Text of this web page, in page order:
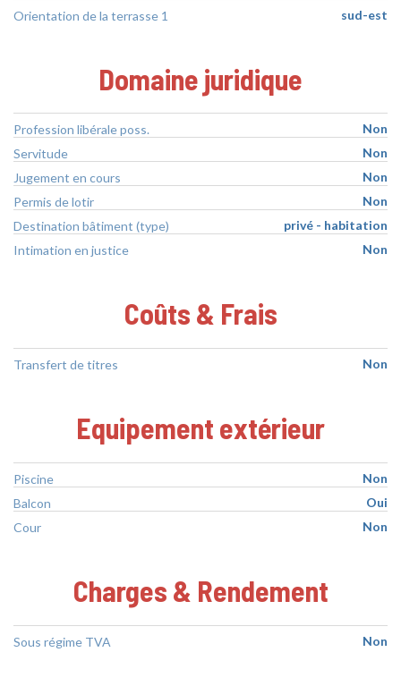
Orientation de la terrasse 1
sud-est
Domaine juridique
Profession libérale poss.
Non
Servitude
Non
Jugement en cours
Non
Permis de lotir
Non
Destination bâtiment (type)
privé - habitation
Intimation en justice
Non
Coûts & Frais
Transfert de titres Non
Equipement extérieur
Piscine
Non
Balcon
Oui
Cour
Non
Charges & Rendement
Sous régime TVA Non